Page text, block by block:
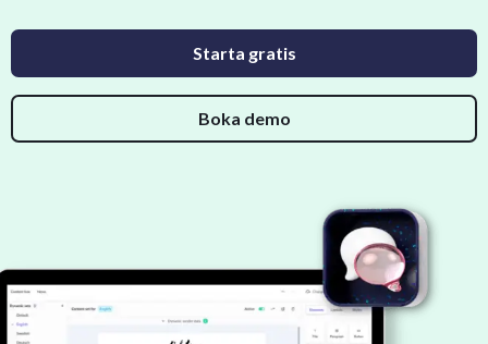
Starta gratis
Boka demo